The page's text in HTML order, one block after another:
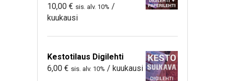
10,00 € sis. alv. 10% /
kuukausi
Kestotilaus Digilehti
6,00 € sis. alv. 10% / kuukausi